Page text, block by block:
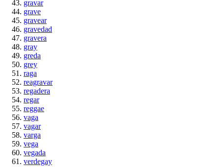
gravar
grave
gravear
gravedad
gravera
gray
greda
grey
raga
reagravar
regadera
regar
reggae
vaga
vagar
varga
vega
vegada
verdegay